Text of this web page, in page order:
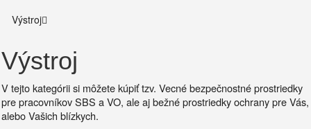
Výstroj
Výstroj
V tejto kategórii si môžete kúpiť tzv. Vecné bezpečnostné prostriedky
pre pracovníkov SBS a VO, ale aj bežné prostriedky ochrany pre Vás,
alebo Vašich blízkych.